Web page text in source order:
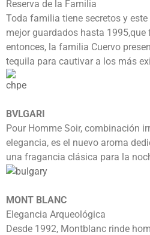
Reserva de la Familia
Toda familia tiene secretos y
mejor guardados hasta 1995,que
entonces, la familia Cuervo
tequila para cautivar a los más
BVLGARI
Pour Homme Soir, combinación
elegancia, es el nuevo aroma
una fragancia clásica para la
MONT BLANC
Elegancia Arqueológica
Desde 1992, Montblanc rinde